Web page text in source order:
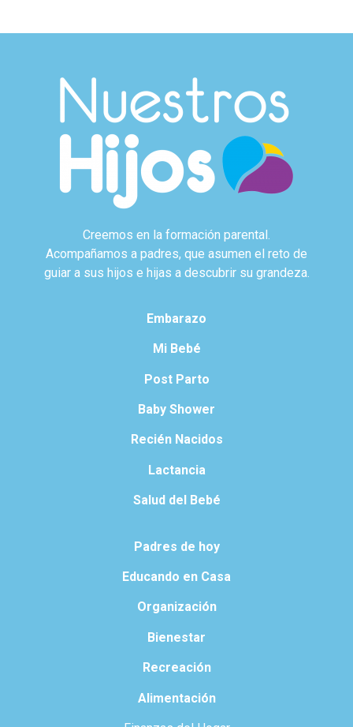
Creemos en la formación parental.
Acompañamos a padres, que asumen el reto de
guiar a sus hijos e hijas a descubrir su grandeza.
Embarazo
Mi Bebé
Post Parto
Baby Shower
Recién Nacidos
Lactancia
Salud del Bebé
Padres de hoy
Educando en Casa
Organización
Bienestar
Recreación
Alimentación